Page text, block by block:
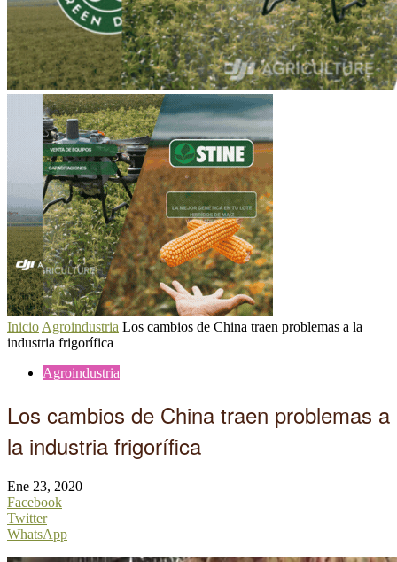
Inicio Agroindustria Los cambios de China traen problemas a la
industria frigorífica
Agroindustria
Los cambios de China traen problemas a
la industria frigorífica
Ene 23, 2020
Facebook
Twitter
WhatsApp